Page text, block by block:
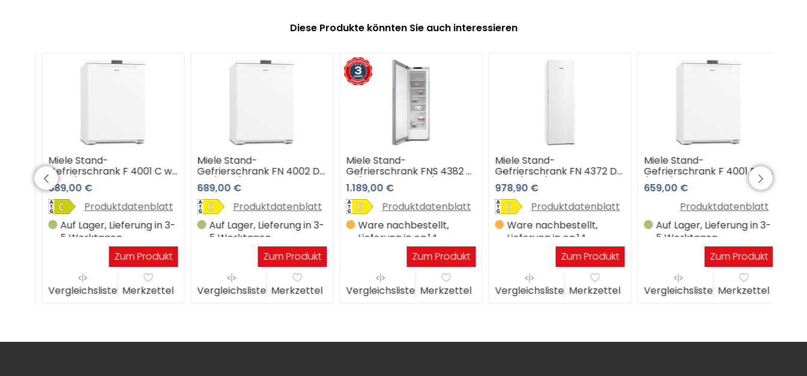
Diese Produkte könnten Sie auch interessieren
Miele Stand-
Gefrierschrank F 4001 C ws
(weiß)
689,00 €
Produktdatenblatt
Auf Lager, Lieferung in 3-
5 Werktagen
Zum Produkt
Vergleichsliste Merkzettel
Miele Stand-
Gefrierschrank FN 4002 D
ws (weiß)
689,00 €
Produktdatenblatt
Auf Lager, Lieferung in 3-
5 Werktagen
Zum Produkt
Vergleichsliste Merkzettel
Miele Stand-
Gefrierschrank FNS 4382 D
el (Edelstahl-Look) 3 Jahre
Premiumshop Garantie
1.189,00 €
Produktdatenblatt
Ware nachbestellt,
Lieferung in ca.14
Zum Produkt
Vergleichsliste Merkzettel
Miele Stand-
Gefrierschrank FN 4372 D
ws-1 (weiß)
978,90 €
Produktdatenblatt
Ware nachbestellt,
Lieferung in ca.14
Zum Produkt
Vergleichsliste Merkzettel
Miele Stand-
Gefrierschrank F 4001 D ws
(weiß)
659,00 €
Produktdatenblatt
Auf Lager, Lieferung in 3-
5 Werktagen
Zum Produkt
Vergleichsliste Merkzettel